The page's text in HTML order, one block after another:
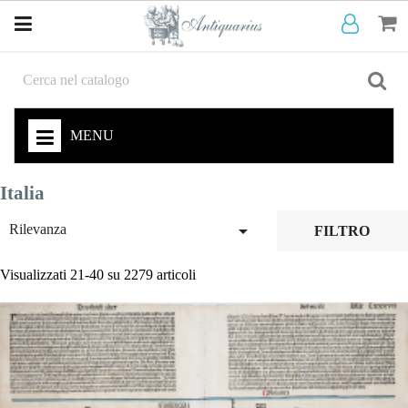
MENU
Italia
Rilevanza  FILTRO
Visualizzati 21-40 su 2279 articoli